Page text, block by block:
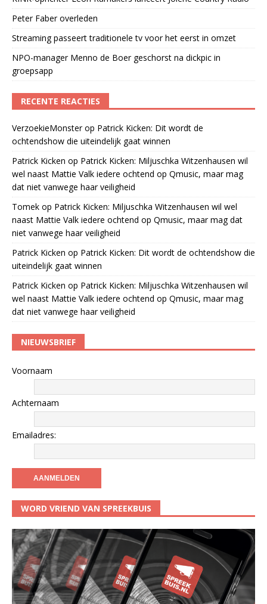
Peter Faber overleden
Streaming passeert traditionele tv voor het eerst in omzet
NPO-manager Menno de Boer geschorst na dickpic in
groepsapp
RECENTE REACTIES
VerzoekieMonsterop Patrick Kicken: Dit wordt de
ochtendshow die uiteindelijk gaat winnen
Patrick Kicken op Patrick Kicken: Miljuschka Witzenhausen wil
wel naast Mattie Valk iedere ochtend op Qmusic, maar mag
dat niet vanwege haar veiligheid
Tomek op Patrick Kicken: Miljuschka Witzenhausen wil wel
naast Mattie Valk iedere ochtend op Qmusic, maar mag dat
niet vanwege haar veiligheid
Patrick Kicken op Patrick Kicken: Dit wordt de ochtendshow die
uiteindelijk gaat winnen
Patrick Kicken op Patrick Kicken: Miljuschka Witzenhausen wil
wel naast Mattie Valk iedere ochtend op Qmusic, maar mag
dat niet vanwege haar veiligheid
NIEUWSBRIEF
Voornaam
Achternaam
Emailadres:
WORD VRIEND VAN SPREEKBUIS